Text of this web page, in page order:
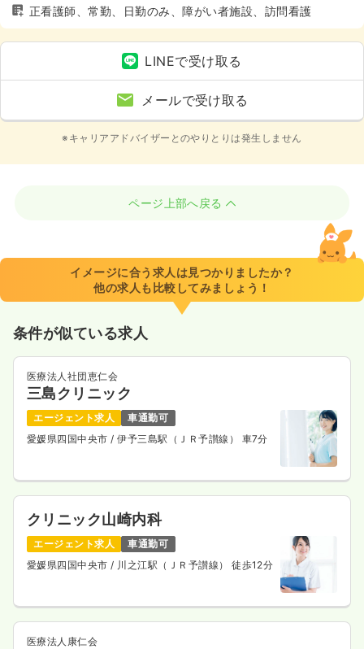
正看護師、常勤、日勤のみ、障がい者施設、訪問看護
LINEで受け取る
メールで受け取る
※キャリアアドバイザーとのやりとりは発生しません
ページ上部へ戻る
イメージに合う求人は見つかりましたか？
他の求人も比較してみましょう！
条件が似ている求人
医療法人社団恵仁会
三島クリニック
エージェント求人
車通勤可
愛媛県四国中央市/ 伊予三島駅（ＪＲ予讃線） 車7分
クリニック山崎内科
エージェント求人
車通勤可
愛媛県四国中央市/ 川之江駅（ＪＲ予讃線） 徒歩12分
医療法人康仁会